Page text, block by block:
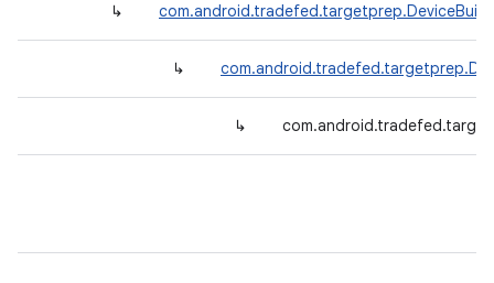
↳
↳
↳